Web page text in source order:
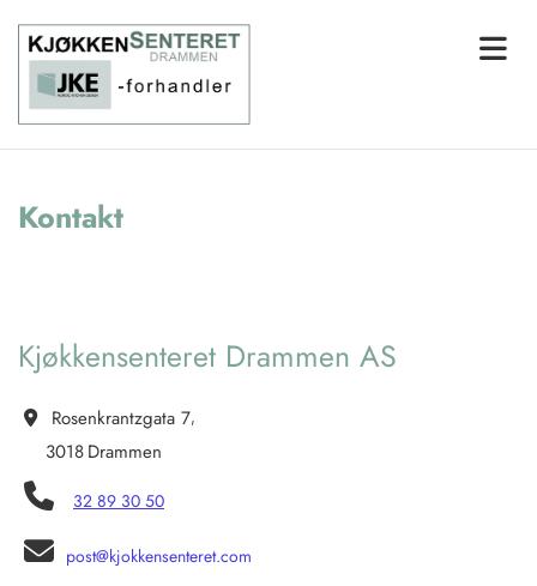
Kontakt
Kjøkkensenteret Drammen AS
 Rosenkrantzgata 7,
3018Drammen
 32 89 30 50
 post@kjokkensenteret.com